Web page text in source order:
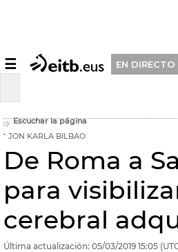
☰ EN DIRECTO
Escuchar la página
JON KARLA BILBAO
De Roma a
para
cerebral
Última actualización: 05/03/2019 15:05